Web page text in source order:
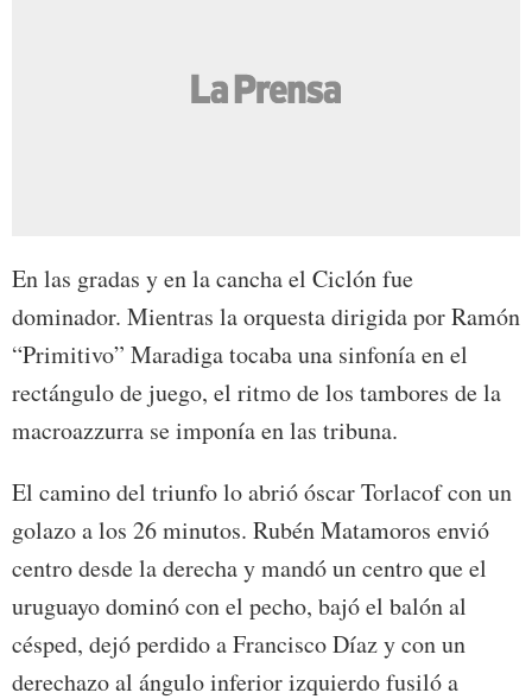
En las gradas y en la cancha el Ciclón fue
dominador. Mientras la orquesta dirigida por Ramón
“Primitivo” Maradiga tocaba una sinfonía en el
rectángulo de juego, el ritmo de los tambores de la
macroazzurra se imponía en las tribuna.
El camino del triunfo lo abrió óscar Torlacof con un
golazo a los 26 minutos. Rubén Matamoros envió
centro desde la derecha y mandó un centro que el
uruguayo dominó con el pecho, bajó el balón al
césped, dejó perdido a Francisco Díaz y con un
derechazo al ángulo inferior izquierdo fusiló a